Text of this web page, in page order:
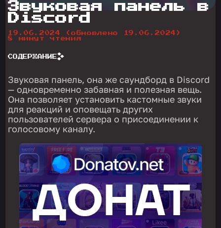
Звуковая панель в
Discord
19.06.2024
(обновлено 19.06.2024)
8 минут чтения
СОДЕРЖАНИЕ
Звуковая панель, она же саундборд в Discord
— одновременно забавная и полезная вещь.
Она позволяет установить кастомные звуки
для реакций и оповещать других
пользователей сервера о присоединении к
голосовому каналу.